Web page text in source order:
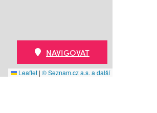
Leaflet | © Seznam.cz a.s. a další
NAVIGOVAT